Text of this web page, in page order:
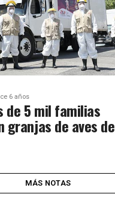
6 años
de 5 mil familias
granjas de aves de
MÁS NOTAS